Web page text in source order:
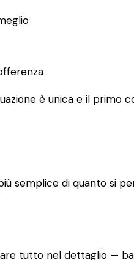
è unica e il primo
semplice di quanto si
tutto nel dettaglio —